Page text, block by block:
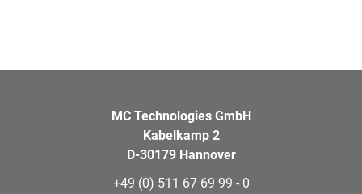
MC Technologies GmbH
Kabelkamp 2
D-30179 Hannover
+49 (0) 511 67 69 99 - 0